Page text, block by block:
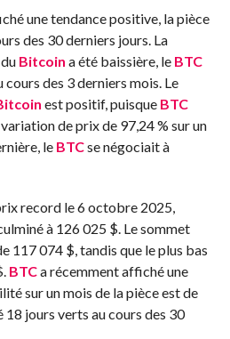
une tendance positive, la pièce
des 30 derniers jours. La
Bitcoin a été baissière, le BTC
cours des 3 derniers mois. Le
est positif, puisque BTC
de prix de 97,24 % sur un
le BTCse négociait à
record le 6 octobre 2025,
à 126 025 $. Le sommet
117 074 $, tandis que le plus bas
BTCa récemment affiché une
sur un mois de la pièce est de
18 jours verts au cours des 30